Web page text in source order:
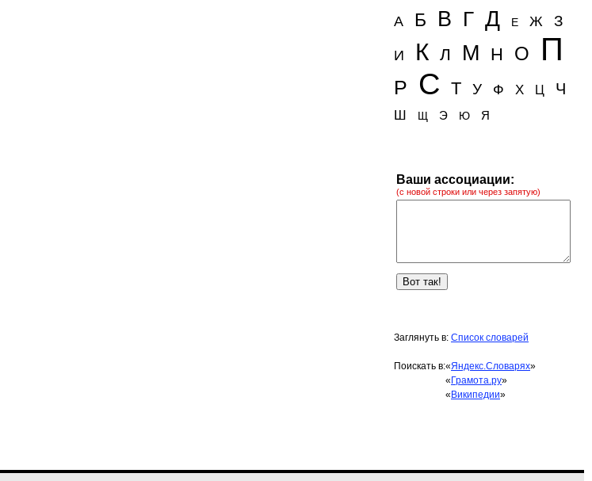
А
Б В Г Д Е Ж З
И К Л М Н О П
Р С Т У Ф Х Ц Ч
Ш Щ Э Ю Я
Ваши ассоциации:
(с новой строки или через запятую)
Заглянуть в: Список словарей
Поискать в:«Яндекс.Словарях»
« Грамота.ру»
« Википедии»